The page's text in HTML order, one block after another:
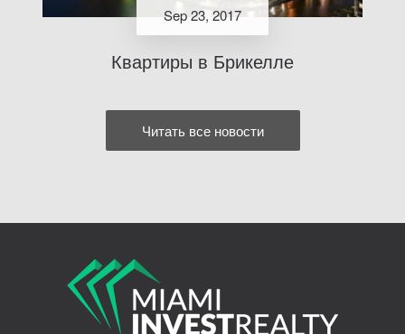
Sep 23, 2017
Квартиры в Брикелле
Читать все новости